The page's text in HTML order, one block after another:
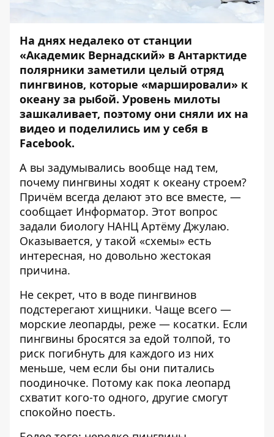
На днях недалеко от станции
«Академик Вернадский» в Антарктиде
полярники заметили целый отряд
пингвинов, которые «маршировали» к
океану за рыбой. Уровень милоты
зашкаливает, поэтому они сняли их на
видео и поделились им у себя в
Facebook.
А вы задумывались вообще над тем,
почему пингвины ходят к океану строем?
Причём всегда делают это все вместе, —
сообщает Информатор. Этот вопрос
задали биологу НАНЦ Артёму Джулаю.
Оказывается, у такой «схемы» есть
интересная, но довольно жестокая
причина.
Не секрет, что в воде пингвинов
подстерегают хищники. Чаще всего —
морские леопарды, реже — косатки. Если
пингвины бросятся за едой толпой, то
риск погибнуть для каждого из них
меньше, чем если бы они питались
поодиночке. Потому как пока леопард
схватит кого-то одного, другие смогут
спокойно поесть.